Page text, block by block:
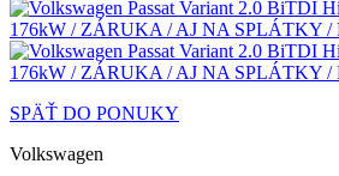
SPÄŤ DO PONUKY
Volkswagen